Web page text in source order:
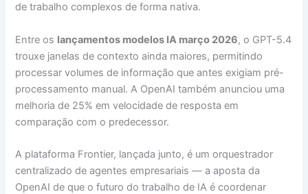
de trabalho complexos de forma nativa.
Entre os lançamentos modelos IA março 2026, o GPT-5.4
trouxe janelas de contexto ainda maiores, permitindo
processar volumes de informação que antes exigiam pré-
processamento manual. A OpenAI também anunciou uma
melhoria de 25% em velocidade de resposta em
comparação com o predecessor.
A plataforma Frontier, lançada junto, é um orquestrador
centralizado de agentes empresariais — a aposta da
OpenAI de que o futuro do trabalho de IA é coordenar